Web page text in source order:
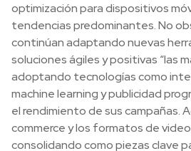
optimización para dispositivos
tendencias predominantes. No
continúan adaptando nuevas
soluciones ágiles y positivas “las
adoptando tecnologías como
machine learning y publicidad
el rendimiento de sus campañas.
commerce y los formatos de
consolidando como piezas clave